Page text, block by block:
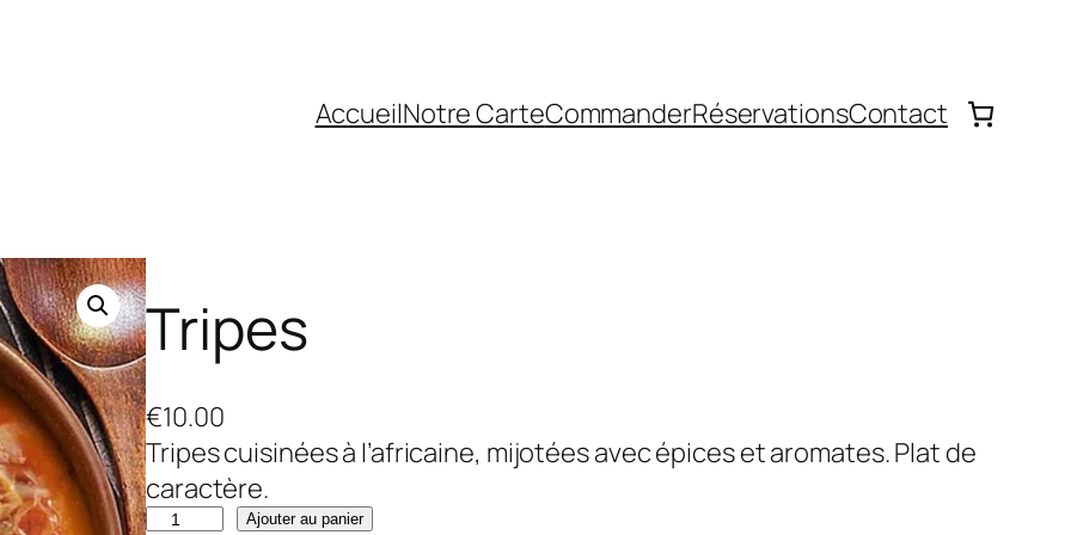
AccueilNotre CarteCommanderRéservationsContact
Tripes
€10.00
Tripes cuisinées à l’africaine, mijotées avec épices et aromates. Plat de
caractère.
q
Ajouter au panier